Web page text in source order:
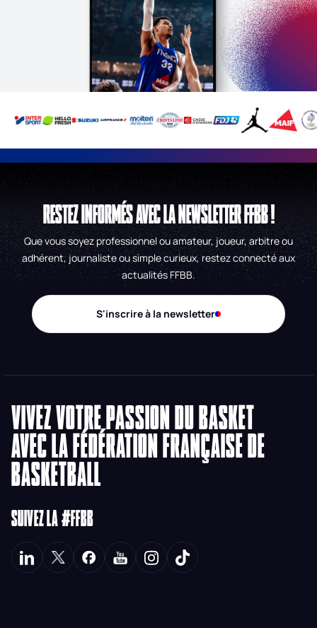
RESTEZ INFORMÉS AVEC LA NEWSLETTER FFBB !
Que vous soyez professionnel ou amateur, joueur, arbitre ou
adhérent, journaliste ou simple curieux, restez connecté aux
actualités FFBB.
S'inscrire à la newsletter
VIVEZ VOTRE PASSION DU BASKET
AVEC LA FÉDÉRATION FRANÇAISE DE
BASKETBALL
SUIVEZ LA #FFBB